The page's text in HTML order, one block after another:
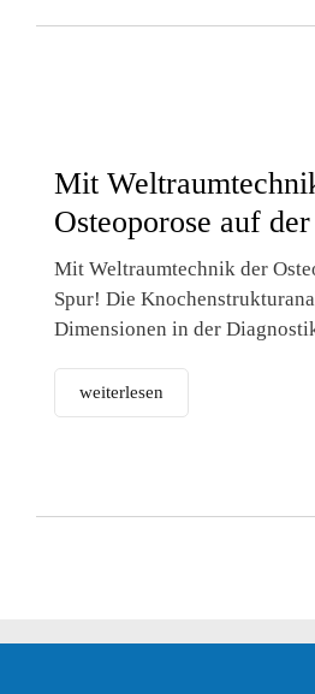
Mit
Osteoporose auf
Mit Weltraumtechnik der
Spur! Die
Dimensionen in der
weiterlesen